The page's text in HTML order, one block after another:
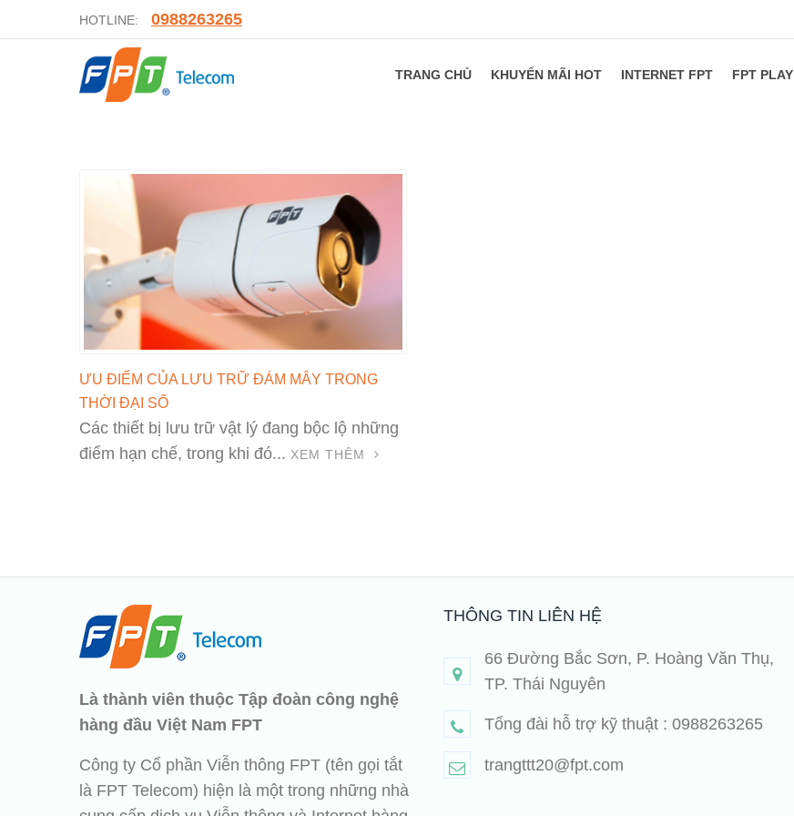
HOTLINE: 0988263265
TRANG CHỦ KHUYẾN MÃI HOT INTERNET FPT FPT PLAY
ƯU ĐIỂM CỦA LƯU TRỮ ĐÁM MÂY TRONG
THỜI ĐẠI SỐ
Các thiết bị lưu trữ vật lý đang bộc lộ những
điểm hạn chế, trong khi đó... XEM THÊM
Là thành viên thuộc Tập đoàn công nghệ
hàng đầu Việt Nam FPT
Công ty Cổ phần Viễn thông FPT (tên gọi tắt
là FPT Telecom) hiện là một trong những nhà
THÔNG TIN LIÊN HỆ
66 Đường Bắc Sơn, P. Hoàng Văn Thụ,
TP. Thái Nguyên
Tổng đài hỗ trợ kỹ thuật : 0988263265
trangttt20@fpt.com